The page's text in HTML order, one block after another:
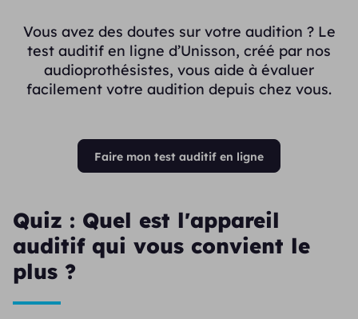
Vous avez des doutes sur votre audition ? Le
test auditif en ligne d’Unisson, créé par nos
audioprothésistes, vous aide à évaluer
facilement votre audition depuis chez vous.
Faire mon test auditif en ligne
Quiz : Quel est l'appareil
auditif qui vous convient le
plus ?